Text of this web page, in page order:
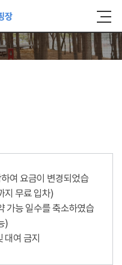
여 요금이 변경되었습
지 무료 입차)
가능 일수를 축소하였습
)
대여 금지